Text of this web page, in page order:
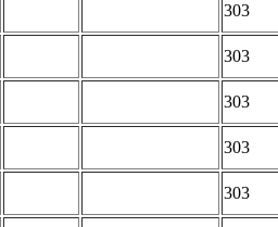
303
303
303
303
303